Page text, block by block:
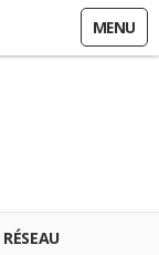
MENU
RÉSEAU